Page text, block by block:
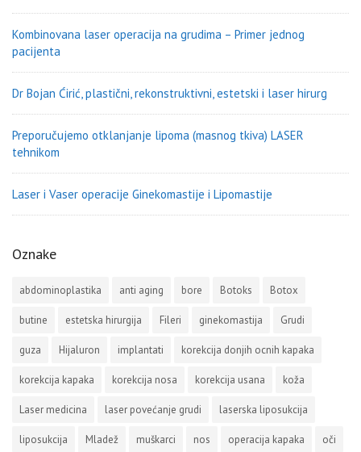
Kombinovana laser operacija na grudima – Primer jednog
pacijenta
Dr Bojan Ćirić, plastični, rekonstruktivni, estetski i laser hirurg
Preporučujemo otklanjanje lipoma (masnog tkiva) LASER
tehnikom
Laser i Vaser operacije Ginekomastije i Lipomastije
Oznake
abdominoplastika anti aging bore Botoks Botox
butine estetska hirurgija Fileri ginekomastija Grudi
guza Hijaluron implantati korekcija donjih ocnih kapaka
korekcija kapaka korekcija nosa korekcija usana koža
Laser medicina laser povećanje grudi laserska liposukcija
liposukcija Mladež muškarci nos operacija kapaka oči